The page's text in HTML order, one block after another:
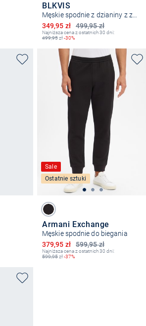
BLKVIS
Męskie spodnie z dzianiny z zawartością wełny
499,95 zł
Obniżona cena
349,95 zł
Najniższa cena z ostatnich 30 dni:
499,95zł-30%
Sale
Ostatnie sztuki
Armani Exchange
Męskie spodnie do biegania
599,95 zł
Obniżona cena
379,95 zł
Najniższa cena z ostatnich 30 dni:
599,95zł-37%